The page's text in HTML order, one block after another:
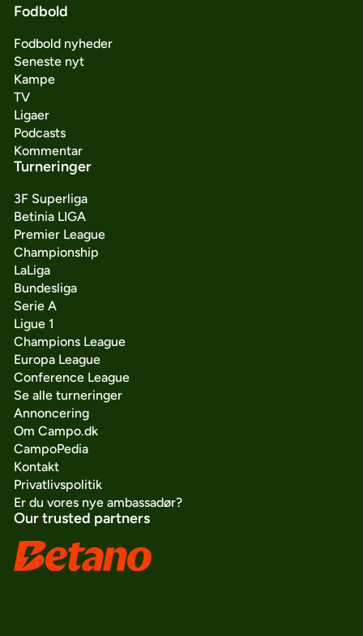
Fodbold
Fodbold nyheder
Seneste nyt
Kampe
TV
Ligaer
Podcasts
Kommentar
Turneringer
3F Superliga
Betinia LIGA
Premier League
Championship
LaLiga
Bundesliga
Serie A
Ligue 1
Champions League
Europa League
Conference League
Se alle turneringer
Annoncering
Om Campo.dk
CampoPedia
Kontakt
Privatlivspolitik
Er du vores nye ambassadør?
Our trusted partners